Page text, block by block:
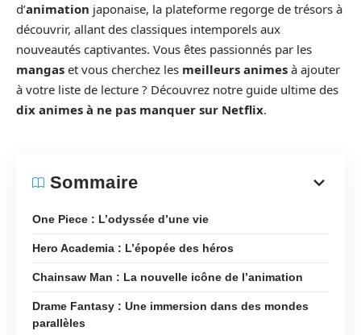
d’animation japonaise, la plateforme regorge de trésors à
découvrir, allant des classiques intemporels aux
nouveautés captivantes. Vous êtes passionnés par les
mangas et vous cherchez les meilleurs animes à ajouter
à votre liste de lecture ? Découvrez notre guide ultime des
dix animes à ne pas manquer sur Netflix.
Sommaire
One Piece : L’odyssée d’une vie
Hero Academia : L’épopée des héros
Chainsaw Man : La nouvelle icône de l’animation
Drame Fantasy : Une immersion dans des mondes
parallèles